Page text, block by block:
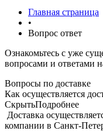
Главная страница
•
Вопрос ответ
Ознакомьтесь с уже
вопросами и ответами
Вопросы по доставке
Как осуществляется
СкрытьПодробнее
Доставка
компании в Санкт-